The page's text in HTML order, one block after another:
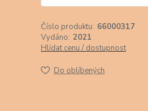
Číslo produktu: 66000317
Vydáno: 2021
Hlídat cenu / dostupnost
Do oblíbených